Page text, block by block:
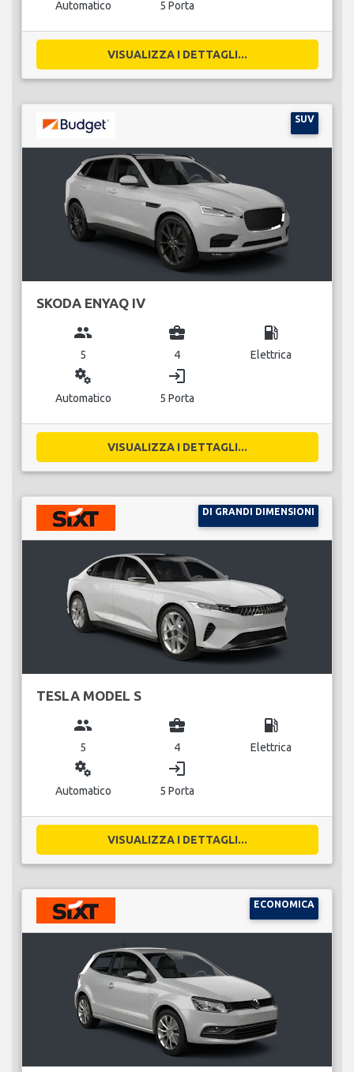
Automatico 5 Porta
VISUALIZZA I DETTAGLI...
SUV
SKODA ENYAQ IV
group
5
business_center
4
local_gas_station
Elettrica
miscellaneous_services
Automatico
login
5 Porta
VISUALIZZA I DETTAGLI...
DI GRANDI DIMENSIONI
TESLA MODEL S
group
5
business_center
4
local_gas_station
Elettrica
miscellaneous_services
Automatico
login
5 Porta
VISUALIZZA I DETTAGLI...
ECONOMICA